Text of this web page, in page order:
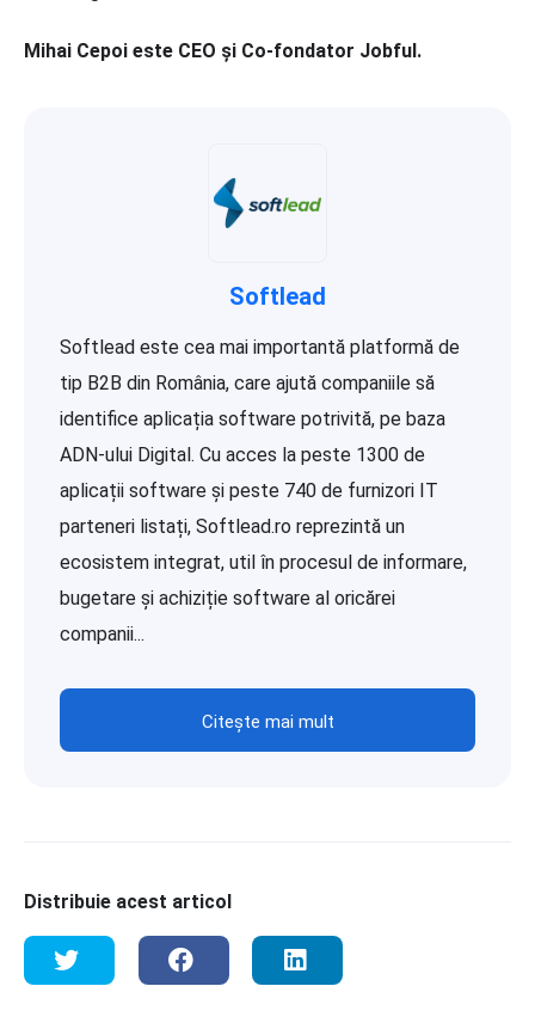
Mihai Cepoi este CEO și Co-fondator Jobful.
Softlead
Softlead este cea mai importantă platformă de
tip B2B din România, care ajută companiile să
identifice aplicația software potrivită, pe baza
ADN-ului Digital. Cu acces la peste 1300 de
aplicații software și peste 740 de furnizori IT
parteneri listați, Softlead.ro reprezintă un
ecosistem integrat, util în procesul de informare,
bugetare și achiziție software al oricărei
companii...
Citește mai mult
Distribuie acest articol